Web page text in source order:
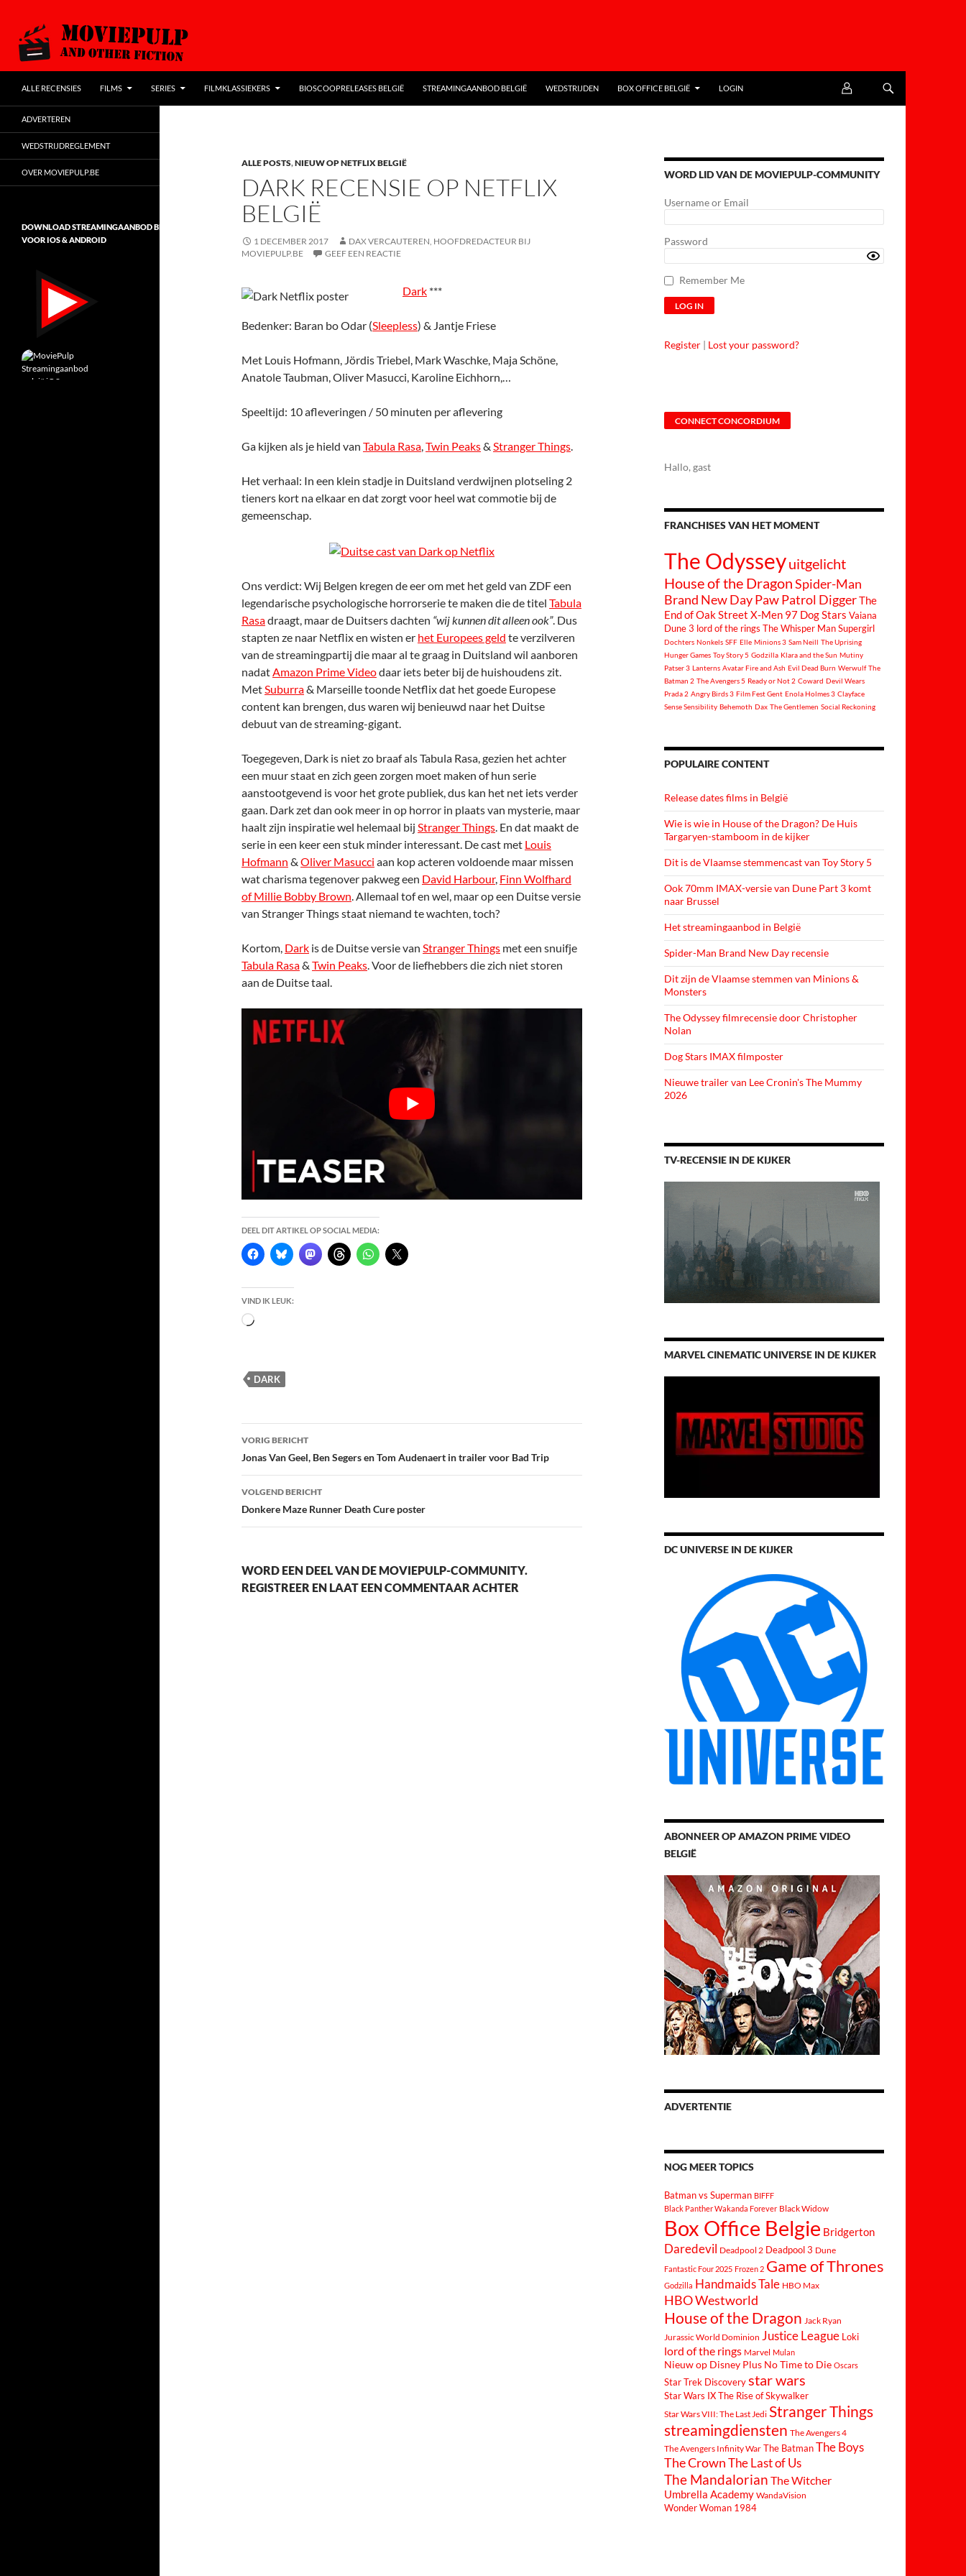
MoviePulp
ALLE RECENSIES
FILMS SERIES FILMKLASSIEKERS BIOSCOOPRELEASES BELGIË STREAMINGAANBOD BELGIË WEDSTRIJDEN BOX OFFICE BELGIË LOGIN
ALLE POSTS,NIEUW OP NETFLIX BELGIË
DARK RECENSIE OP NETFLIX
BELGIË
1 DECEMBER 2017
DAX VERCAUTEREN, HOOFDREDACTEUR BIJ
MOVIEPULP.BE
GEEF EEN REACTIE
Dark ***
Bedenker: Baran bo Odar (Sleepless) & Jantje Friese
Met Louis Hofmann, Jördis Triebel, Mark Waschke, Maja Schöne,
Anatole Taubman, Oliver Masucci, Karoline Eichhorn,…
Speeltijd: 10 afleveringen / 50 minuten per aflevering
Ga kijken als je hield van Tabula Rasa,Twin Peaks& Stranger Things.
Het verhaal: In een klein stadje in Duitsland verdwijnen plotseling 2
tieners kort na elkaar en dat zorgt voor heel wat commotie bij de
gemeenschap.
Ons verdict: Wij Belgen kregen de eer om met het geld van ZDF een
legendarische psychologische horrorserie te maken die de titel Tabula
Rasadraagt, maar de Duitsers dachten “wij kunnen dit alleen ook”. Dus
stapten ze naar Netflix en wisten er het Europees geld te verzilveren
van de streamingpartij die maar al te graag in Duitsland wil aanboren
nadatAmazon Prime Videodaar iets beter bij de huishoudens zit.
MetSuburra& Marseille toonde Netflix dat het goede Europese
content kan brengen, dus waren wij benieuwd naar het Duitse
debuut van de streaming-gigant.
Toegegeven, Dark is niet zo braaf als Tabula Rasa, gezien het achter
een muur staat en zich geen zorgen moet maken of hun serie
aanstootgevend is voor het grote publiek, dus kan het net iets verder
gaan. Dark zet dan ook meer in op horror in plaats van mysterie, maar
haalt zijn inspiratie wel helemaal bij Stranger Things. En dat maakt de
serie in een keer een stuk minder interessant. De cast met Louis
Hofmann & Oliver Masucci aan kop acteren voldoende maar missen
wat charisma tegenover pakweg een David Harbour, Finn Wolfhard
of Millie Bobby Brown. Allemaal tof en wel, maar op een Duitse versie
van Stranger Things staat niemand te wachten, toch?
Kortom, Dark is de Duitse versie van Stranger Things met een snuifje
Tabula Rasa& Twin Peaks. Voor de liefhebbers die zich niet storen
aan de Duitse taal.
DEEL DIT ARTIKEL OP SOCIAL MEDIA:
VIND IK LEUK:
Bezig
DARK
Berichtnavigatie
VORIG BERICHT
Jonas Van Geel, Ben Segers en Tom Audenaert in trailer voor Bad Trip
VOLGEND BERICHT
Donkere Maze Runner Death Cure poster
WORD EEN DEEL VAN DE MOVIEPULP-COMMUNITY.
REGISTREER EN LAAT EEN COMMENTAAR ACHTER
WORD LID VAN DE MOVIEPULP-COMMUNITY
Username or Email
Password
Remember Me
Register | Lost your password?
CONNECT CONCORDIUM
Hallo, gast
FRANCHISES VAN HET MOMENT
The Odysseyuitgelicht
House of the DragonSpider-Man
Brand New DayPaw Patrol DiggerThe
End of Oak Street X-Men 97 Dog Stars Vaiana
Dune 3 lord of the rings The Whisper Man Supergirl
Dochters Nonkels SFF Elle Minions 3 Sam Neill The Uprising
Hunger Games Toy Story 5 Godzilla Klara and the Sun Mutiny
Patser 3 Lanterns Avatar Fire and Ash Evil Dead Burn Werwulf The
Batman 2 The Avengers 5 Ready or Not 2 Coward Devil Wears
Prada 2 Angry Birds 3 Film Fest Gent Enola Holmes 3 Clayface
Sense Sensibility Behemoth Dax The Gentlemen Social Reckoning
POPULAIRE CONTENT
Release dates films in België
Wie is wie in House of the Dragon? De Huis
Targaryen-stamboom in de kijker
Dit is de Vlaamse stemmencast van Toy Story 5
Ook 70mm IMAX-versie van Dune Part 3 komt
naar Brussel
Het streamingaanbod in België
Spider-Man Brand New Day recensie
Dit zijn de Vlaamse stemmen van Minions &
Monsters
The Odyssey filmrecensie door Christopher
Nolan
Dog Stars IMAX filmposter
Nieuwe trailer van Lee Cronin's The Mummy
2026
TV-RECENSIE IN DE KIJKER
MARVEL CINEMATIC UNIVERSE IN DE KIJKER
DC UNIVERSE IN DE KIJKER
ABONNEER OP AMAZON PRIME VIDEO
BELGIË
ADVERTENTIE
NOG MEER TOPICS
Batman vs Superman BIFFF
Black Panther Wakanda Forever Black Widow
Box Office Belgie Bridgerton
Daredevil Deadpool 2 Deadpool 3 Dune
Fantastic Four 2025 Frozen 2 Game of Thrones
Godzilla Handmaids Tale HBO Max
HBO Westworld
House of the Dragon Jack Ryan
Jurassic World Dominion Justice League Loki
lord of the rings Marvel Mulan
Nieuw op Disney Plus No Time to Die Oscars
Star Trek Discovery star wars
Star Wars IX The Rise of Skywalker
Star Wars VIII: The Last Jedi Stranger Things
streamingdiensten The Avengers 4
The Avengers Infinity War The BatmanThe Boys
The CrownThe Last of Us
The Mandalorian The Witcher
Umbrella Academy WandaVision
Wonder Woman 1984
ADVERTEREN
WEDSTRIJDREGLEMENT
OVER MOVIEPULP.BE
DOWNLOAD STREAMINGAANBOD BELGIË
VOOR IOS & ANDROID